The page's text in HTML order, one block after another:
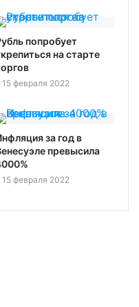
попробует
на старте
15 февраля 2022
за год в
превысила
15 февраля 2022